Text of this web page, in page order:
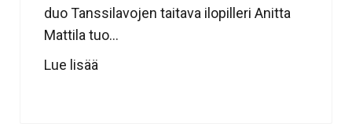
duo Tanssilavojen taitava ilopilleri Anitta
Mattila tuo...
Lue lisää